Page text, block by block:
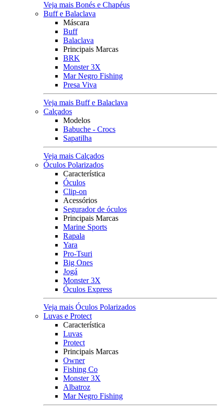
Veja mais Bonés e Chapéus
Buff e Balaclava
Máscara
Buff
Balaclava
Principais Marcas
BRK
Monster 3X
Mar Negro Fishing
Presa Viva
Veja mais Buff e Balaclava
Calçados
Modelos
Babuche - Crocs
Sapatilha
Veja mais Calçados
Óculos Polarizados
Característica
Óculos
Clip-on
Acessórios
Segurador de óculos
Principais Marcas
Marine Sports
Rapala
Yara
Pro-Tsuri
Big Ones
Jogá
Monster 3X
Óculos Express
Veja mais Óculos Polarizados
Luvas e Protect
Característica
Luvas
Protect
Principais Marcas
Owner
Fishing Co
Monster 3X
Albatroz
Mar Negro Fishing